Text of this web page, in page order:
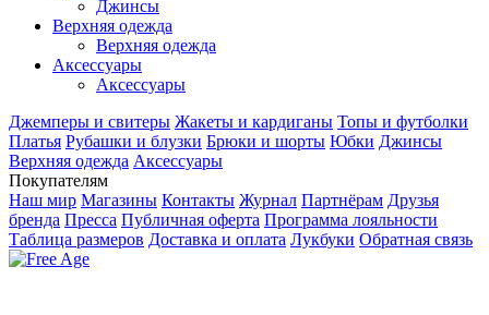
Джинсы
Верхняя одежда
Верхняя одежда
Аксесcуары
Аксесcуары
Джемперы и свитеры Жакеты и кардиганы Топы и футболки
Платья Рубашки и блузки Брюки и шорты Юбки Джинсы
Верхняя одежда Аксесcуары
Покупателям
Наш мир Магазины Контакты Журнал Партнёрам Друзья
бренда Пресса Публичная оферта Программа лояльности
Таблица размеров Доставка и оплата Лукбуки Обратная связь